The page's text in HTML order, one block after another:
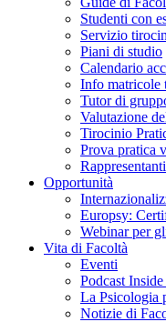
Studenti con
Servizio
Piani di studio
Calendario
Info matricole
Tutor di
Valutazione
Tirocinio
Prova pratica
Opportunità
Europsy:
Webinar per
Vita di Facoltà
Eventi
Podcast
La Psicologia
Notizie di